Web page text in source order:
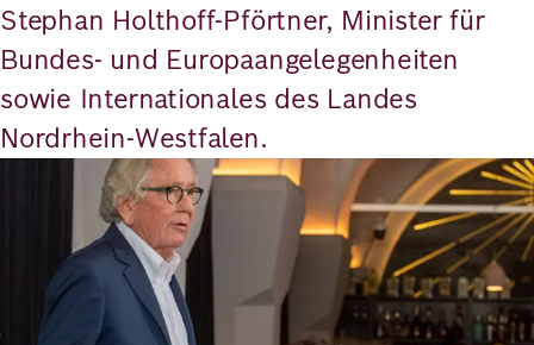
Stephan Holthoff-Pförtner, Minister für
Bundes- und Europaangelegenheiten
sowie Internationales des Landes
Nordrhein-Westfalen.